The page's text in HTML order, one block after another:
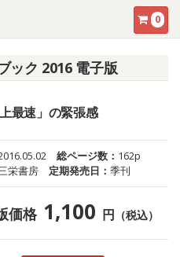
0
ック 2016 電子版
上最速」の緊張感
総ページ数： 162p
栄書房 定期発売日：季刊
価格 1,100 円 （税込）